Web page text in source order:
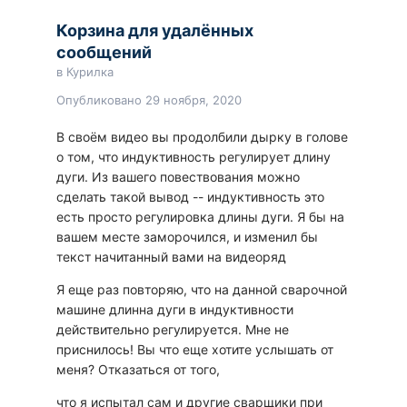
Корзина для удалённых
сообщений
в Курилка
Опубликовано 29 ноября, 2020
В своём видео вы продолбили дырку в голове
о том, что индуктивность регулирует длину
дуги. Из вашего повествования можно
сделать такой вывод -- индуктивность это
есть просто регулировка длины дуги. Я бы на
вашем месте заморочился, и изменил бы
текст начитанный вами на видеоряд
Я еще раз повторяю, что на данной сварочной
машине длинна дуги в индуктивности
действительно регулируется. Мне не
приснилось! Вы что еще хотите услышать от
меня? Отказаться от того,
что я испытал сам и другие сварщики при